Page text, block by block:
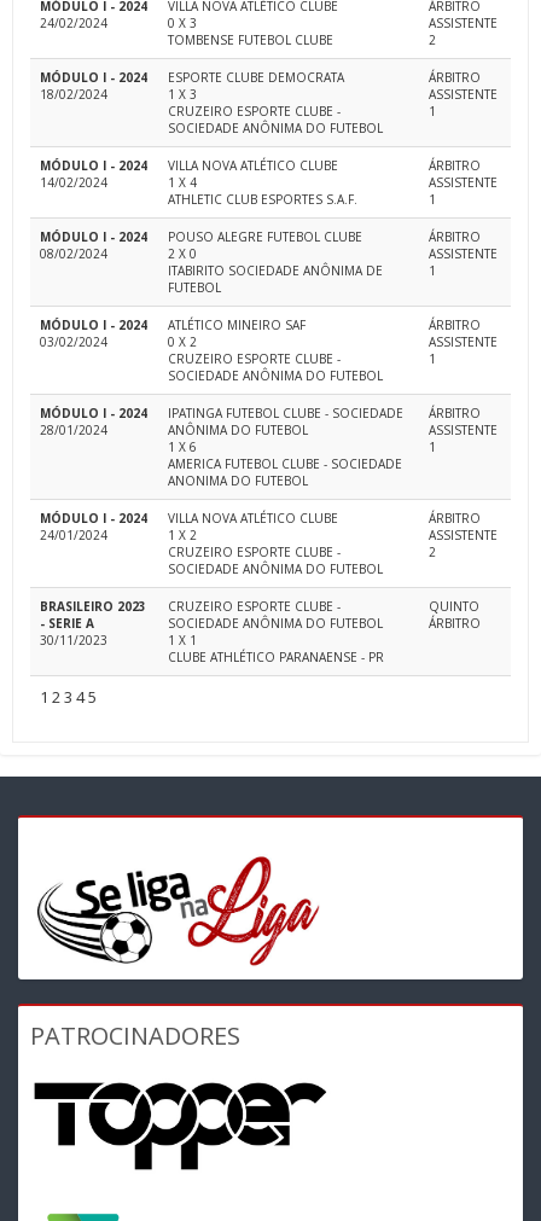
MÓDULO I - 2024
24/02/2024
VILLA NOVA ATLÉTICO CLUBE
0 X 3
TOMBENSE FUTEBOL CLUBE
ÁRBITRO
ASSISTENTE
2
MÓDULO I - 2024
18/02/2024
ESPORTE CLUBE DEMOCRATA
1 X 3
CRUZEIRO ESPORTE CLUBE -
SOCIEDADE ANÔNIMA DO FUTEBOL
ÁRBITRO
ASSISTENTE
1
MÓDULO I - 2024
14/02/2024
VILLA NOVA ATLÉTICO CLUBE
1 X 4
ATHLETIC CLUB ESPORTES S.A.F.
ÁRBITRO
ASSISTENTE
1
MÓDULO I - 2024
08/02/2024
POUSO ALEGRE FUTEBOL CLUBE
2 X 0
ITABIRITO SOCIEDADE ANÔNIMA DE
FUTEBOL
ÁRBITRO
ASSISTENTE
1
MÓDULO I - 2024
03/02/2024
ATLÉTICO MINEIRO SAF
0 X 2
CRUZEIRO ESPORTE CLUBE -
SOCIEDADE ANÔNIMA DO FUTEBOL
ÁRBITRO
ASSISTENTE
1
MÓDULO I - 2024
28/01/2024
IPATINGA FUTEBOL CLUBE - SOCIEDADE
ANÔNIMA DO FUTEBOL
1 X 6
AMERICA FUTEBOL CLUBE - SOCIEDADE
ANONIMA DO FUTEBOL
ÁRBITRO
ASSISTENTE
1
MÓDULO I - 2024
24/01/2024
VILLA NOVA ATLÉTICO CLUBE
1 X 2
CRUZEIRO ESPORTE CLUBE -
SOCIEDADE ANÔNIMA DO FUTEBOL
ÁRBITRO
ASSISTENTE
2
BRASILEIRO 2023
- SERIE A
30/11/2023
CRUZEIRO ESPORTE CLUBE -
SOCIEDADE ANÔNIMA DO FUTEBOL
1 X 1
CLUBE ATHLÉTICO PARANAENSE - PR
QUINTO
ÁRBITRO
1 23 45
PATROCINADORES